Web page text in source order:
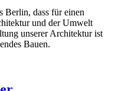
Berlin, dass für einen
und der Umwelt
unserer Architektur ist
Bauen.